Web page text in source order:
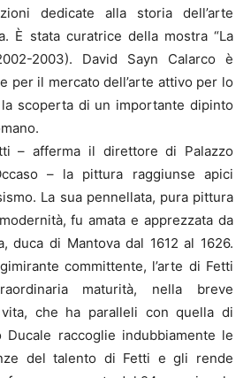
dedicate alla storia dell’arte
È stata curatrice della mostra “La
2003). David Sayn Calarco è
per il mercato dell’arte attivo per lo
scoperta di un importante dipinto
– afferma il direttore di Palazzo
– la pittura raggiunse apici
La sua pennellata, pura pittura
fu amata e apprezzata da
duca di Mantova dal 1612 al 1626.
committente, l’arte di Fetti
maturità, nella breve
che ha paralleli con quella di
Ducale raccoglie indubbiamente le
del talento di Fetti e gli rende